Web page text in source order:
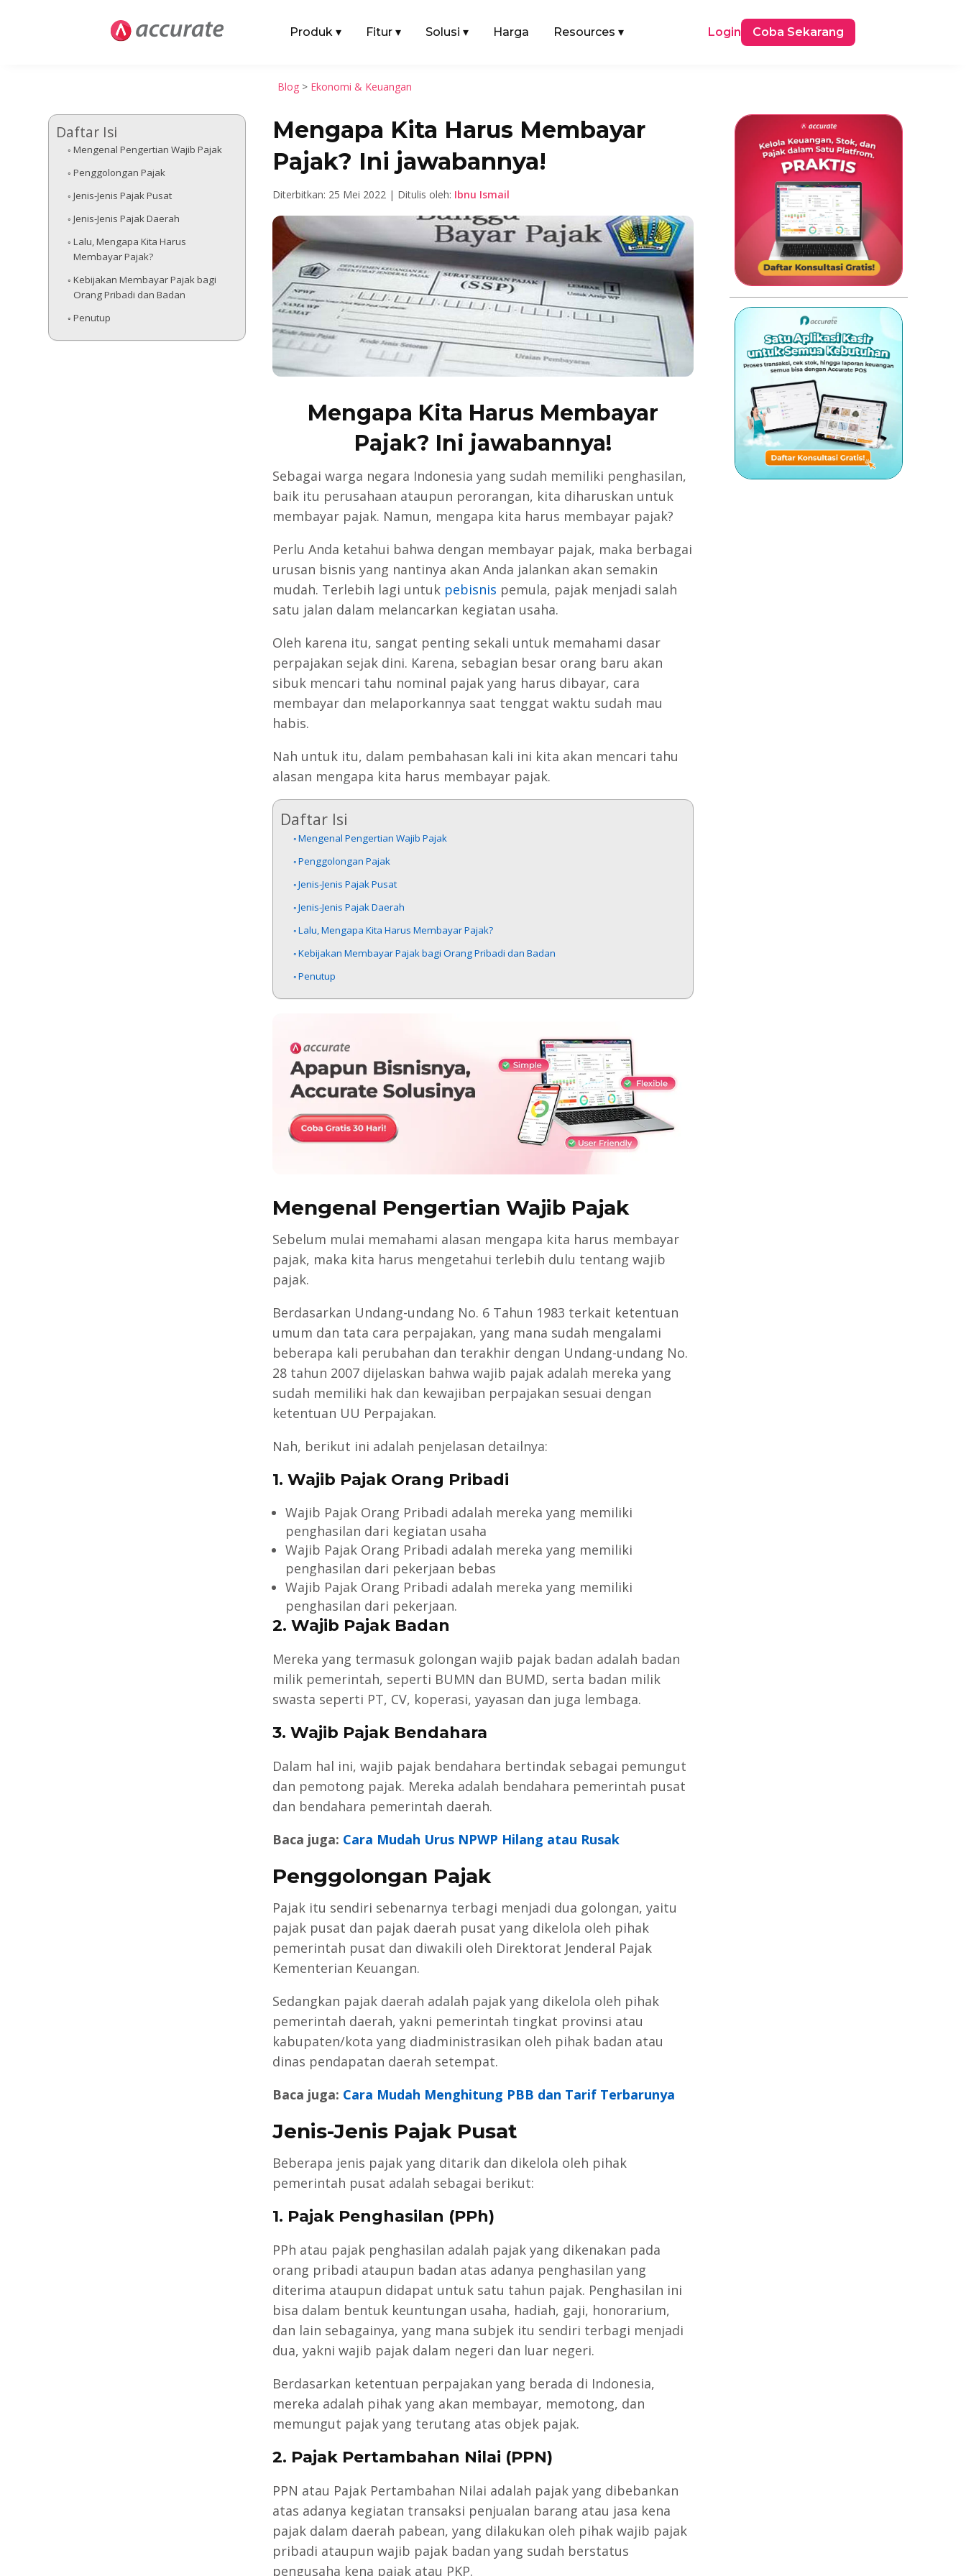
Produk ▾ Fitur ▾ Solusi ▾ Harga Resources ▾ Login Coba Sekarang
Blog > Ekonomi & Keuangan
Daftar Isi
Mengenal Pengertian Wajib Pajak
Penggolongan Pajak
Jenis-Jenis Pajak Pusat
Jenis-Jenis Pajak Daerah
Lalu, Mengapa Kita Harus
Membayar Pajak?
Kebijakan Membayar Pajak bagi
Orang Pribadi dan Badan
Penutup
Mengapa Kita Harus Membayar
Pajak? Ini jawabannya!
Diterbitkan: 25 Mei 2022 | Ditulis oleh: Ibnu Ismail
Mengapa Kita Harus Membayar
Pajak? Ini jawabannya!
Sebagai warga negara Indonesia yang sudah memiliki penghasilan,
baik itu perusahaan ataupun perorangan, kita diharuskan untuk
membayar pajak. Namun, mengapa kita harus membayar pajak?
Perlu Anda ketahui bahwa dengan membayar pajak, maka berbagai
urusan bisnis yang nantinya akan Anda jalankan akan semakin
mudah. Terlebih lagi untukpebisnis pemula, pajak menjadi salah
satu jalan dalam melancarkan kegiatan usaha.
Oleh karena itu, sangat penting sekali untuk memahami dasar
perpajakan sejak dini. Karena, sebagian besar orang baru akan
sibuk mencari tahu nominal pajak yang harus dibayar, cara
membayar dan melaporkannya saat tenggat waktu sudah mau
habis.
Nah untuk itu, dalam pembahasan kali ini kita akan mencari tahu
alasan mengapa kita harus membayar pajak.
Daftar Isi
Mengenal Pengertian Wajib Pajak
Penggolongan Pajak
Jenis-Jenis Pajak Pusat
Jenis-Jenis Pajak Daerah
Lalu, Mengapa Kita Harus Membayar Pajak?
Kebijakan Membayar Pajak bagi Orang Pribadi dan Badan
Penutup
Mengenal Pengertian Wajib Pajak
Sebelum mulai memahami alasan mengapa kita harus membayar
pajak, maka kita harus mengetahui terlebih dulu tentang wajib
pajak.
Berdasarkan Undang-undang No. 6 Tahun 1983 terkait ketentuan
umum dan tata cara perpajakan, yang mana sudah mengalami
beberapa kali perubahan dan terakhir dengan Undang-undang No.
28 tahun 2007 dijelaskan bahwa wajib pajak adalah mereka yang
sudah memiliki hak dan kewajiban perpajakan sesuai dengan
ketentuan UU Perpajakan.
Nah, berikut ini adalah penjelasan detailnya:
1. Wajib Pajak Orang Pribadi
Wajib Pajak Orang Pribadi adalah mereka yang memiliki
penghasilan dari kegiatan usaha
Wajib Pajak Orang Pribadi adalah mereka yang memiliki
penghasilan dari pekerjaan bebas
Wajib Pajak Orang Pribadi adalah mereka yang memiliki
penghasilan dari pekerjaan.
2. Wajib Pajak Badan
Mereka yang termasuk golongan wajib pajak badan adalah badan
milik pemerintah, seperti BUMN dan BUMD, serta badan milik
swasta seperti PT, CV, koperasi, yayasan dan juga lembaga.
3. Wajib Pajak Bendahara
Dalam hal ini, wajib pajak bendahara bertindak sebagai pemungut
dan pemotong pajak. Mereka adalah bendahara pemerintah pusat
dan bendahara pemerintah daerah.
Baca juga: Cara Mudah Urus NPWP Hilang atau Rusak
Penggolongan Pajak
Pajak itu sendiri sebenarnya terbagi menjadi dua golongan, yaitu
pajak pusat dan pajak daerah pusat yang dikelola oleh pihak
pemerintah pusat dan diwakili oleh Direktorat Jenderal Pajak
Kementerian Keuangan.
Sedangkan pajak daerah adalah pajak yang dikelola oleh pihak
pemerintah daerah, yakni pemerintah tingkat provinsi atau
kabupaten/kota yang diadministrasikan oleh pihak badan atau
dinas pendapatan daerah setempat.
Baca juga: Cara Mudah Menghitung PBB dan Tarif Terbarunya
Jenis-Jenis Pajak Pusat
Beberapa jenis pajak yang ditarik dan dikelola oleh pihak
pemerintah pusat adalah sebagai berikut:
1. Pajak Penghasilan (PPh)
PPh atau pajak penghasilan adalah pajak yang dikenakan pada
orang pribadi ataupun badan atas adanya penghasilan yang
diterima ataupun didapat untuk satu tahun pajak. Penghasilan ini
bisa dalam bentuk keuntungan usaha, hadiah, gaji, honorarium,
dan lain sebagainya, yang mana subjek itu sendiri terbagi menjadi
dua, yakni wajib pajak dalam negeri dan luar negeri.
Berdasarkan ketentuan perpajakan yang berada di Indonesia,
mereka adalah pihak yang akan membayar, memotong, dan
memungut pajak yang terutang atas objek pajak.
2. Pajak Pertambahan Nilai (PPN)
PPN atau Pajak Pertambahan Nilai adalah pajak yang dibebankan
atas adanya kegiatan transaksi penjualan barang atau jasa kena
pajak dalam daerah pabean, yang dilakukan oleh pihak wajib pajak
pribadi ataupun wajib pajak badan yang sudah berstatus
pengusaha kena pajak atau PKP.